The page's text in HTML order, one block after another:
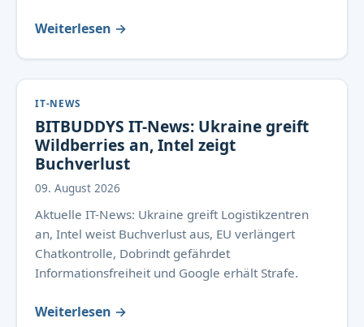
Weiterlesen →
IT-NEWS
BITBUDDYS IT-News: Ukraine greift
Wildberries an, Intel zeigt
Buchverlust
09. August 2026
Aktuelle IT-News: Ukraine greift Logistikzentren
an, Intel weist Buchverlust aus, EU verlängert
Chatkontrolle, Dobrindt gefährdet
Informationsfreiheit und Google erhält Strafe.
Weiterlesen →